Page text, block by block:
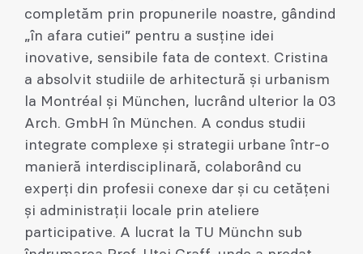
completăm prin propunerile noastre, gândind
„în afara cutiei” pentru a susține idei
inovative, sensibile fata de context. Cristina
a absolvit studiile de arhitectură și urbanism
la Montréal și München, lucrând ulterior la 03
Arch. GmbH în München. A condus studii
integrate complexe și strategii urbane într-o
manieră interdisciplinară, colaborând cu
experți din profesii conexe dar și cu cetățeni
și administrații locale prin ateliere
participative. A lucrat la TU Münchn sub